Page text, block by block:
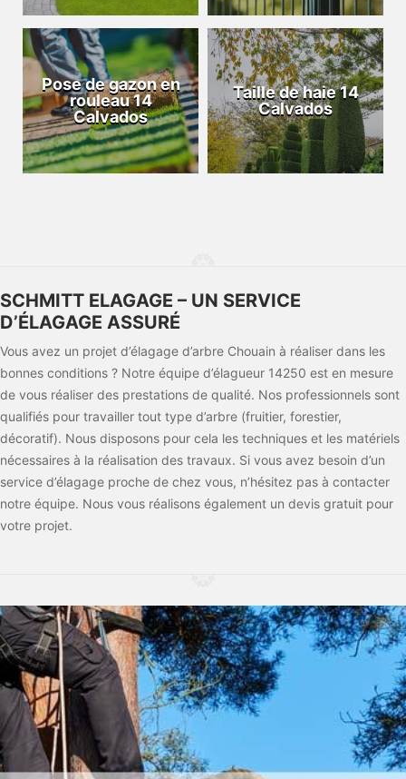
Pose de gazon en
rouleau 14
Calvados
Taille de haie 14
Calvados
SCHMITT ELAGAGE – UN SERVICE
D’ÉLAGAGE ASSURÉ
Vous avez un projet d’élagage d’arbre Chouain à réaliser dans les
bonnes conditions ? Notre équipe d’élagueur 14250 est en mesure
de vous réaliser des prestations de qualité. Nos professionnels sont
qualifiés pour travailler tout type d’arbre (fruitier, forestier,
décoratif). Nous disposons pour cela les techniques et les matériels
nécessaires à la réalisation des travaux. Si vous avez besoin d’un
service d’élagage proche de chez vous, n’hésitez pas à contacter
notre équipe. Nous vous réalisons également un devis gratuit pour
votre projet.